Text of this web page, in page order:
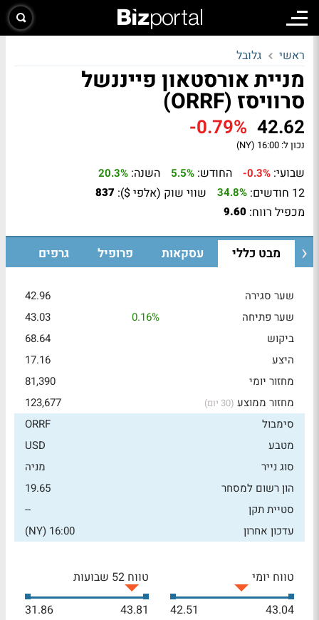
ראשי גלובל
מניית אורסטאון פייננשל
סרוויסז (ORRF)
42.62
-0.79%
נכון ל: 16:00 (NY)
שבועי: -0.3% החודש: 5.5% השנה: 20.3%
12 חודשים: 34.8% שווי שוק (אלפי $): 837
מכפיל רווח: 9.60
מבט כללי עסקאות פרופיל גרפים
שער סגירה
42.96
שער פתיחה
0.16%
43.03
ביקוש
68.64
היצע
17.16
מחזור יומי
81,390
מחזור ממוצע (30 יום)
123,677
סימבול
ORRF
מטבע
USD
סוג נייר
מניה
הון רשום למסחר
19.65
סטיית תקן
--
עדכון אחרון
16:00 (NY)
טווח יומי
43.04
42.51
טווח 52 שבועות
43.81
31.86